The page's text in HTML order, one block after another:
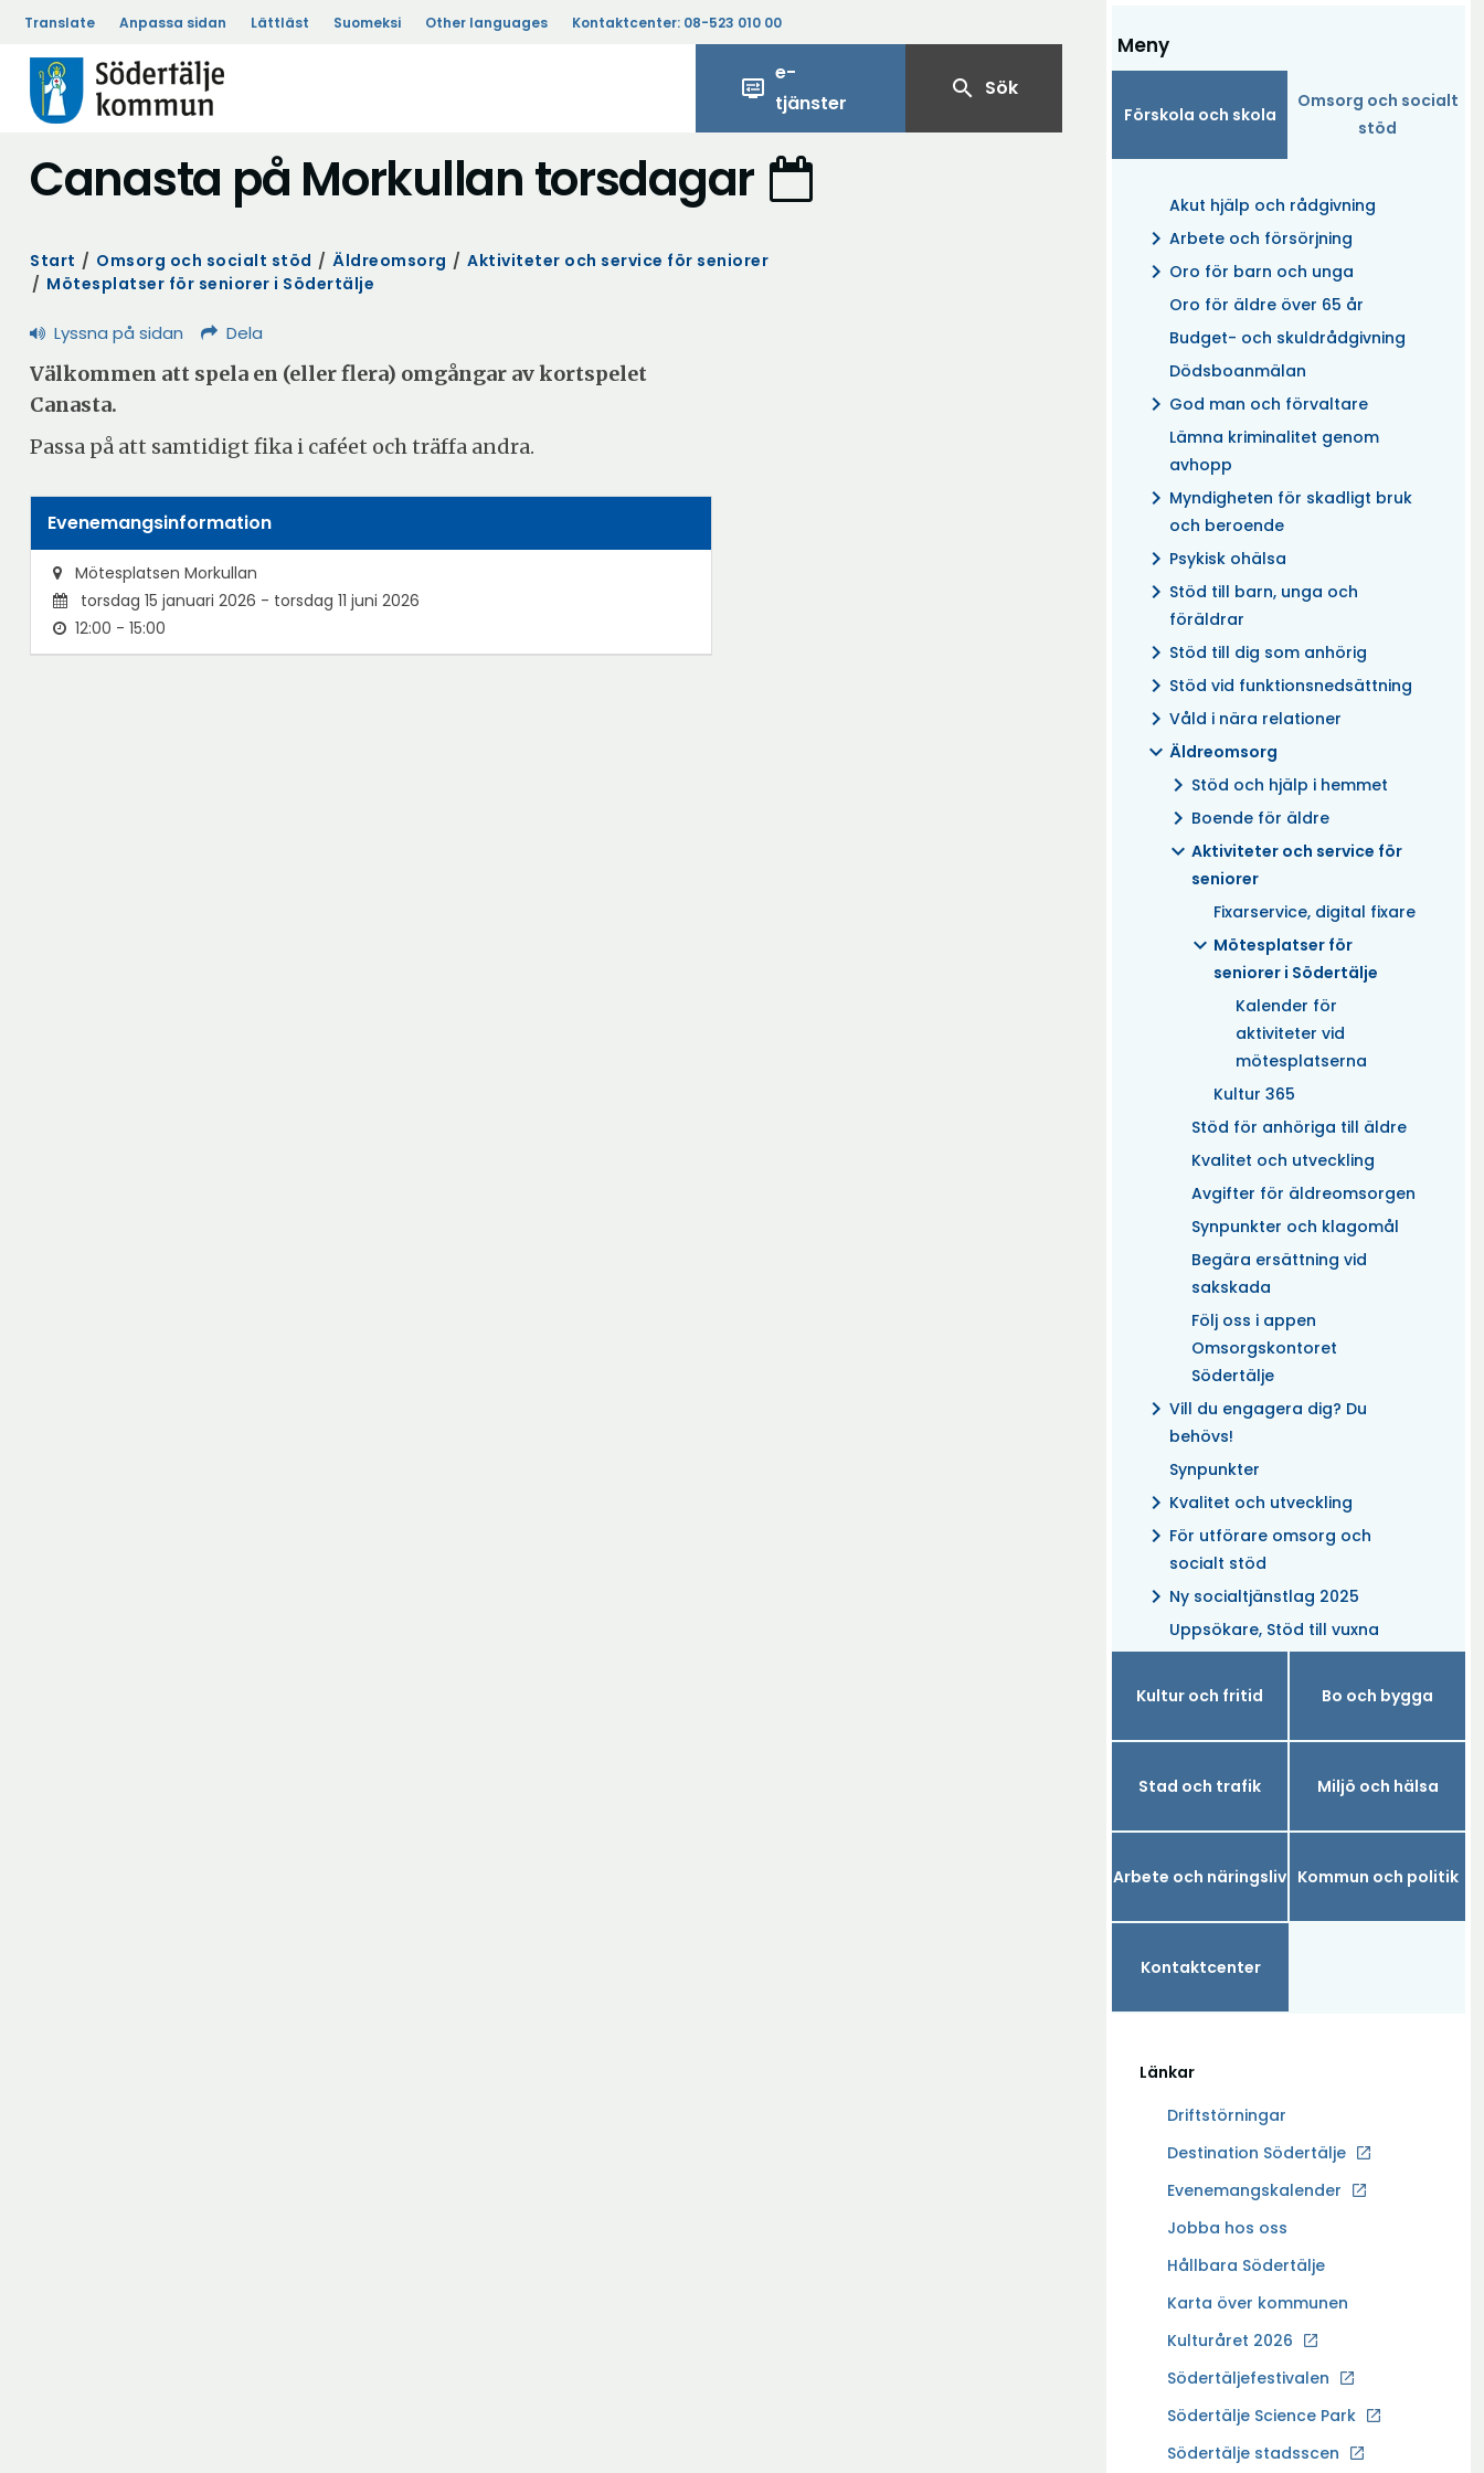
Translate Anpassa sidan Lättläst Suomeksi Other languages Kontaktcenter: 08-523 010 00
display_settings
e-
tjänster
search Sök
Meny
Förskola och skola
Omsorg och socialt
stöd
Akut hjälp och rådgivning
chevron_right Arbete och försörjning
chevron_right Oro för barn och unga
Oro för äldre över 65 år
Budget- och skuldrådgivning
Dödsboanmälan
chevron_right God man och förvaltare
Lämna kriminalitet genom
avhopp
chevron_right Myndigheten för skadligt bruk
och beroende
chevron_right Psykisk ohälsa
chevron_right Stöd till barn, unga och
föräldrar
chevron_right Stöd till dig som anhörig
chevron_right Stöd vid funktionsnedsättning
chevron_right Våld i nära relationer
expand_more Äldreomsorg
chevron_right Stöd och hjälp i hemmet
chevron_right Boende för äldre
expand_more Aktiviteter och service för
seniorer
Fixarservice, digital fixare
expand_more Mötesplatser för
seniorer i Södertälje
Kalender för
aktiviteter vid
mötesplatserna
Kultur 365
Stöd för anhöriga till äldre
Kvalitet och utveckling
Avgifter för äldreomsorgen
Synpunkter och klagomål
Begära ersättning vid
sakskada
Följ oss i appen
Omsorgskontoret
Södertälje
chevron_right Vill du engagera dig? Du
behövs!
Synpunkter
chevron_right Kvalitet och utveckling
chevron_right För utförare omsorg och
socialt stöd
chevron_right Ny socialtjänstlag 2025
Uppsökare, Stöd till vuxna
Kultur och fritid Bo och bygga
Stad och trafik Miljö och hälsa
Arbete och näringsliv Kommun och politik
Kontaktcenter
Länkar
Driftstörningar
Destination Södertälje
Ö
p
n
a
y
t
f
ö
Evenemangskalender
Jobba hos oss
Ö
p
n
a
y
t
Hållbara Södertälje
Karta över kommunen
Kulturåret 2026
Södertäljefestivalen
Södertälje Science Park
Ö
p
Södertälje stadsscen
Canasta på Morkullan torsdagar
Start / Omsorg och socialt stöd / Äldreomsorg / Aktiviteter och service för seniorer
/ Mötesplatser för seniorer i Södertälje
Lyssna på sidan Dela
Välkommen att spela en (eller flera) omgångar av kortspelet
Canasta.
Passa på att samtidigt fika i caféet och träffa andra.
Evenemangsinformation
Mötesplatsen Morkullan
torsdag 15 januari 2026 - torsdag 11 juni 2026
12:00 - 15:00